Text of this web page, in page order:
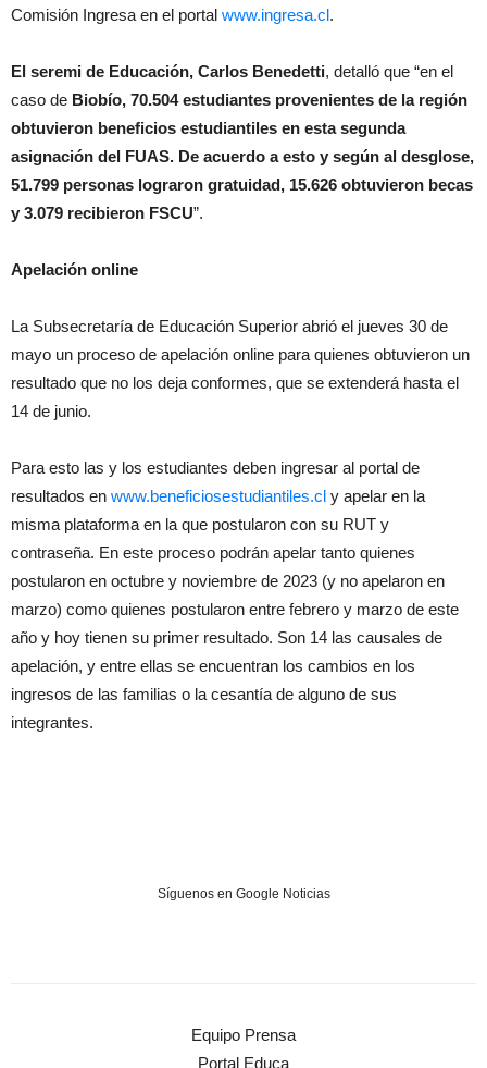
Comisión Ingresa en el portal www.ingresa.cl.
El seremi de Educación, Carlos Benedetti, detalló que “en el
caso de Biobío, 70.504 estudiantes provenientes de la región
obtuvieron beneficios estudiantiles en esta segunda
asignación del FUAS. De acuerdo a esto y según al desglose,
51.799 personas lograron gratuidad, 15.626 obtuvieron becas
y 3.079 recibieron FSCU”.
Apelación online
La Subsecretaría de Educación Superior abrió el jueves 30 de
mayo un proceso de apelación online para quienes obtuvieron un
resultado que no los deja conformes, que se extenderá hasta el
14 de junio.
Para esto las y los estudiantes deben ingresar al portal de
resultados en www.beneficiosestudiantiles.cl y apelar en la
misma plataforma en la que postularon con su RUT y
contraseña. En este proceso podrán apelar tanto quienes
postularon en octubre y noviembre de 2023 (y no apelaron en
marzo) como quienes postularon entre febrero y marzo de este
año y hoy tienen su primer resultado. Son 14 las causales de
apelación, y entre ellas se encuentran los cambios en los
ingresos de las familias o la cesantía de alguno de sus
integrantes.
Síguenos en Google Noticias
Equipo Prensa
Portal Educa